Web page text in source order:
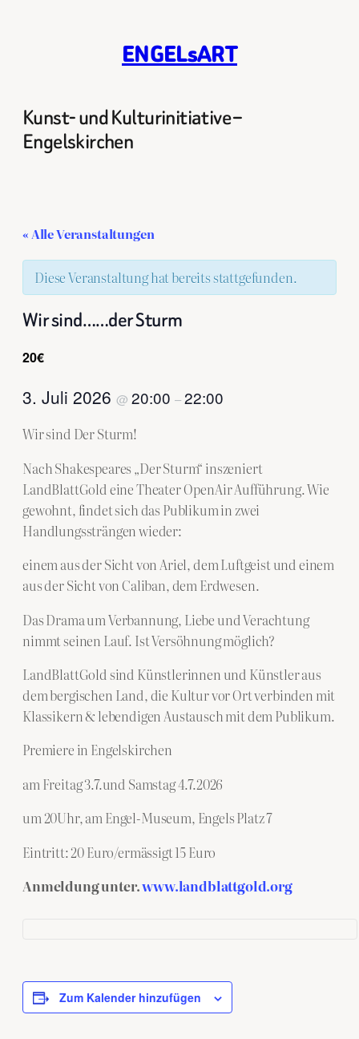
ENGELsART
Kunst- und Kulturinitiative –
Engelskirchen
« Alle Veranstaltungen
Diese Veranstaltung hat bereits stattgefunden.
Wir sind……der Sturm
20€
3. Juli 2026 @ 20:00 –22:00
Wir sind Der Sturm!
Nach Shakespeares „Der Sturm“ inszeniert
LandBlattGold eine Theater OpenAir Aufführung. Wie
gewohnt, findet sich das Publikum in zwei
Handlungssträngen wieder:
einem aus der Sicht von Ariel, dem Luftgeist und einem
aus der Sicht von Caliban, dem Erdwesen.
Das Drama um Verbannung, Liebe und Verachtung
nimmt seinen Lauf. Ist Versöhnung möglich?
LandBlattGold sind Künstlerinnen und Künstler aus
dem bergischen Land, die Kultur vor Ort verbinden mit
Klassikern & lebendigen Austausch mit dem Publikum.
Premiere in Engelskirchen
am Freitag 3.7.und Samstag 4.7.2026
um 20Uhr, am Engel-Museum, Engels Platz 7
Eintritt: 20 Euro/ermässigt 15 Euro
Anmeldung unter.www.landblattgold.org
Zum Kalender hinzufügen